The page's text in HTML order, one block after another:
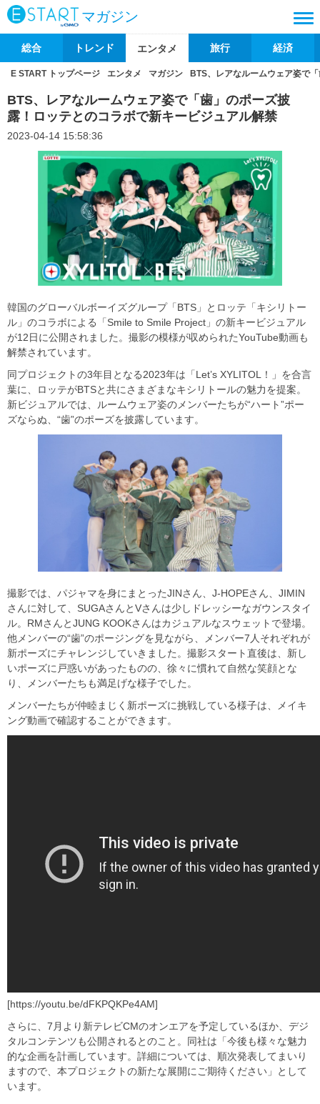
マガジン
総合 トレンド エンタメ 旅行 経済
E START トップページ エンタメ マガジン BTS、レアなルームウェア姿で
BTS、レアなルームウェア姿で「歯」のポーズ披
露！ロッテとのコラボで新キービジュアル解禁
2023-04-14 15:58:36
韓国のグローバルボーイズグループ「BTS」とロッテ「キシリトー
ル」のコラボによる「Smile to Smile Project」の新キービジュアル
が12日に公開されました。撮影の模様が収められたYouTube動画も
解禁されています。
同プロジェクトの3年目となる2023年は「Let’s XYLITOL！」を合言
葉に、ロッテがBTSと共にさまざまなキシリトールの魅力を提案。
新ビジュアルでは、ルームウェア姿のメンバーたちが“ハート”ポー
ズならぬ、“歯”のポーズを披露しています。
撮影では、パジャマを身にまとったJINさん、J-HOPEさん、JIMIN
さんに対して、SUGAさんとVさんは少しドレッシーなガウンスタイ
ル。RMさんとJUNG KOOKさんはカジュアルなスウェットで登場。
他メンバーの“歯”のポージングを見ながら、メンバー7人それぞれが
新ポーズにチャレンジしていきました。撮影スタート直後は、新し
いポーズに戸惑いがあったものの、徐々に慣れて自然な笑顔とな
り、メンバーたちも満足げな様子でした。
メンバーたちが仲睦まじく新ポーズに挑戦している様子は、メイキ
ング動画で確認することができます。
[https://youtu.be/dFKPQKPe4AM]
さらに、7月より新テレビCMのオンエアを予定しているほか、デジ
タルコンテンツも公開されるとのこと。同社は「今後も様々な魅力
的な企画を計画しています。詳細については、順次発表してまいり
ますので、本プロジェクトの新たな展開にご期待ください」として
います。